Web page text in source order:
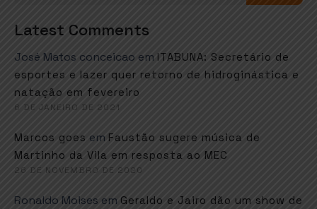
Latest Comments
José Matos conceicao em ITABUNA: Secretário de
esportes e lazer quer retorno de hidroginástica e
natação em fevereiro
6 DE JANEIRO DE 2021
Marcos goes em Faustão sugere música de
Martinho da Vila em resposta ao MEC
26 DE NOVEMBRO DE 2020
Ronaldo Moises em Geraldo e Jairo dão um show de